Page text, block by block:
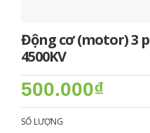
Động cơ (motor) 3
4500KV
500.000₫
SỐ LƯỢNG